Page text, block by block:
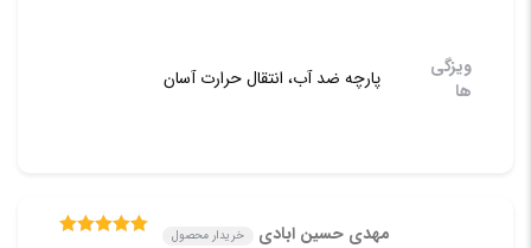
ویزگی
ها
پارچه ضد آب، انتقال حرارت آسان
مهدی حسین ابادی خریدار محصول